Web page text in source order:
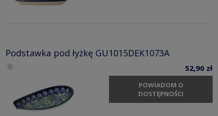
Podstawka pod łyżkę GU1015DEK1073A
52,90 zł
POWIADOM O
DOSTĘPNOŚCI